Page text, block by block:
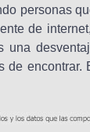
personas
de
una
de